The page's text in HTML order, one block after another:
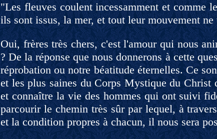
"Les fleuves coulent incessamment et comme
ils sont issus, la mer, et tout leur mouvement
Oui, frères très chers, c'est l'amour qui nous
? De la réponse que nous donnerons à cette
réprobation ou notre béatitude éternelles. Ce
et les plus saines du Corps Mystique du Christ
et connaître la vie des hommes qui ont suivi
parcourir le chemin très sûr par lequel, à
et la condition propres à chacun, il nous sera